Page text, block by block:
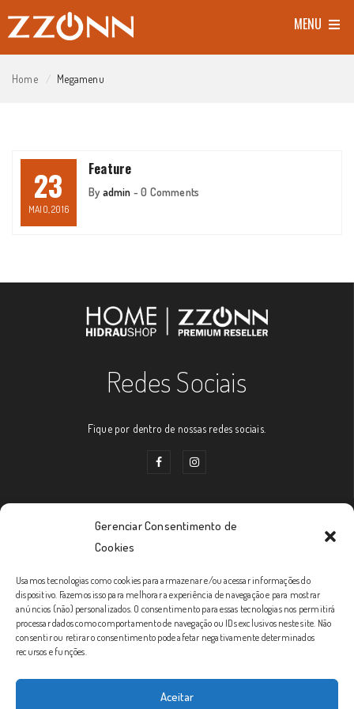
Gerenciar Consentimento de
Cookies
Usamos tecnologias como cookies para armazenar e/ou acessar informações do
dispositivo. Fazemos isso para melhorar a experiência de navegação e para mostrar
anúncios (não) personalizados. O consentimento para essas tecnologias nos permitirá
processar dados como comportamento de navegação ou IDs exclusivos neste site. Não
consentir ou retirar o consentimento pode afetar negativamente determinados
recursos e funções.
Aceitar
MENU
Home Megamenu
23
MAIO, 2016
Feature
By admin -0 Comments
Redes Sociais
Fique por dentro de nossas redes sociais.
Links Úteis
Prazos de Entrega
Política de Trocas e Devoluções
Formas de Envio
Condições Gerais